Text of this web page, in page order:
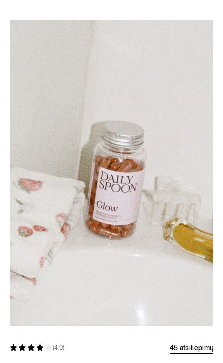
(4.0) 45 atsiliepimų